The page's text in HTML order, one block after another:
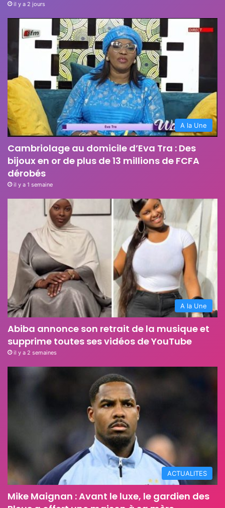
il y a 2 jours
A la Une
Cambriolage au domicile d’Eva Tra : Des
bijoux en or de plus de 13 millions de FCFA
dérobés
il y a 1 semaine
A la Une
Abiba annonce son retrait de la musique et
supprime toutes ses vidéos de YouTube
il y a 2 semaines
ACTUALITES
Mike Maignan : Avant le luxe, le gardien des